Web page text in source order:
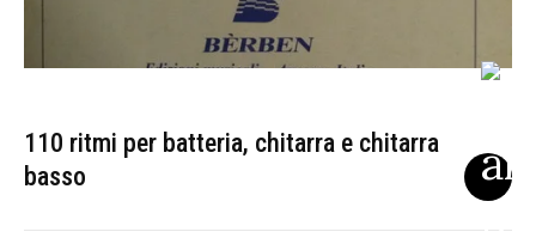
110 ritmi per batteria, chitarra e chitarra
basso